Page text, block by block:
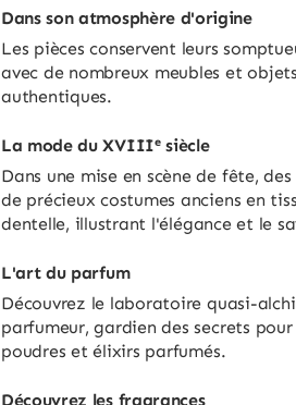
Dans son atmosphère d'origine
Les pièces conservent leurs
avec de nombreux meubles et
authentiques.
La mode du XVIIIᵉ siècle
Dans une mise en scène de fête,
de précieux costumes anciens en
dentelle, illustrant l'élégance et le
L'art du parfum
Découvrez le laboratoire quasi-
parfumeur, gardien des secrets pour
poudres et élixirs parfumés.
Découvrez les fragrances